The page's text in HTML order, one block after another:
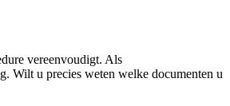
vereenvoudigt. Als
Wilt u precies weten welke documenten u